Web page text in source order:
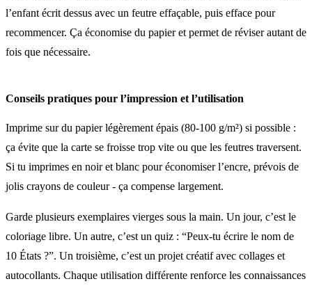
l’enfant écrit dessus avec un feutre effaçable, puis efface pour
recommencer. Ça économise du papier et permet de réviser autant de
fois que nécessaire.
Conseils pratiques pour l’impression et l’utilisation
Imprime sur du papier légèrement épais (80-100 g/m²) si possible :
ça évite que la carte se froisse trop vite ou que les feutres traversent.
Si tu imprimes en noir et blanc pour économiser l’encre, prévois de
jolis crayons de couleur - ça compense largement.
Garde plusieurs exemplaires vierges sous la main. Un jour, c’est le
coloriage libre. Un autre, c’est un quiz : “Peux-tu écrire le nom de
10 États ?”. Un troisième, c’est un projet créatif avec collages et
autocollants. Chaque utilisation différente renforce les connaissances